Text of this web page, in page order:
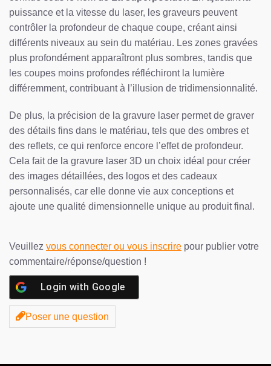
puissance et la vitesse du laser, les graveurs peuvent
contrôler la profondeur de chaque coupe, créant ainsi
différents niveaux au sein du matériau. Les zones gravées
plus profondément apparaîtront plus sombres, tandis que
les coupes moins profondes réfléchiront la lumière
différemment, contribuant à l’illusion de tridimensionnalité.
De plus, la précision de la gravure laser permet de graver
des détails fins dans le matériau, tels que des ombres et
des reflets, ce qui renforce encore l’effet de profondeur.
Cela fait de la gravure laser 3D un choix idéal pour créer
des images détaillées, des logos et des cadeaux
personnalisés, car elle donne vie aux conceptions et
ajoute une qualité dimensionnelle unique au produit final.
Veuillez vous connecter ou vous inscrire pour publier votre
commentaire/réponse/question !
Login with Google
Poser une question